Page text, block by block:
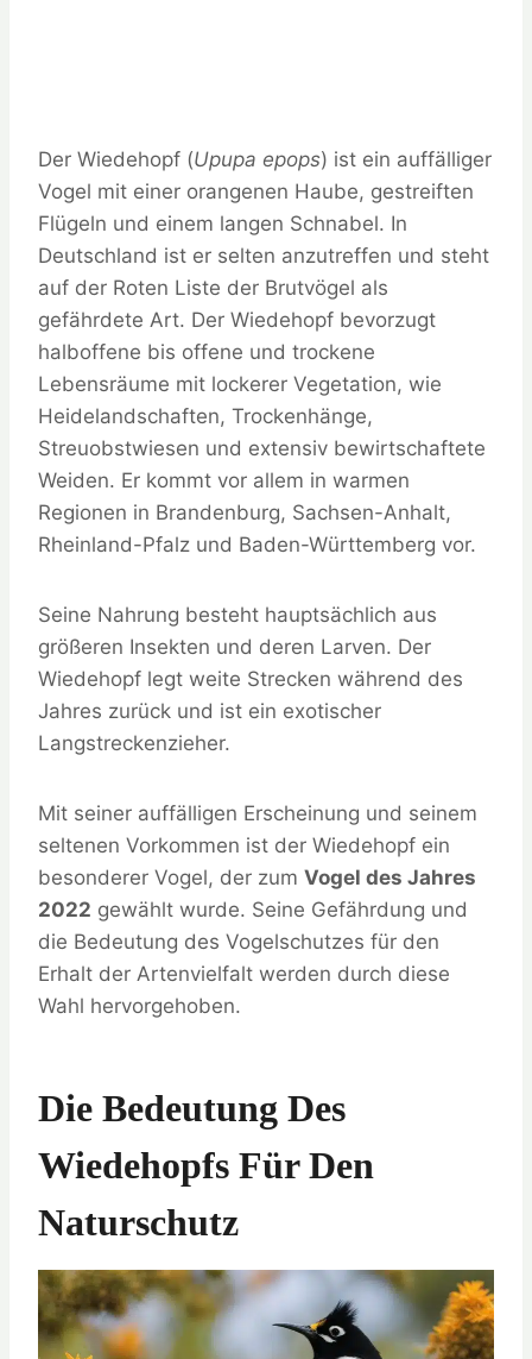
Der Wiedehopf (Upupa epops) ist ein auffälliger
Vogel mit einer orangenen Haube, gestreiften
Flügeln und einem langen Schnabel. In
Deutschland ist er selten anzutreffen und steht
auf der Roten Liste der Brutvögel als
gefährdete Art. Der Wiedehopf bevorzugt
halboffene bis offene und trockene
Lebensräume mit lockerer Vegetation, wie
Heidelandschaften, Trockenhänge,
Streuobstwiesen und extensiv bewirtschaftete
Weiden. Er kommt vor allem in warmen
Regionen in Brandenburg, Sachsen-Anhalt,
Rheinland-Pfalz und Baden-Württemberg vor.
Seine Nahrung besteht hauptsächlich aus
größeren Insekten und deren Larven. Der
Wiedehopf legt weite Strecken während des
Jahres zurück und ist ein exotischer
Langstreckenzieher.
Mit seiner auffälligen Erscheinung und seinem
seltenen Vorkommen ist der Wiedehopf ein
besonderer Vogel, der zum Vogel des Jahres
2022 gewählt wurde. Seine Gefährdung und
die Bedeutung des Vogelschutzes für den
Erhalt der Artenvielfalt werden durch diese
Wahl hervorgehoben.
Die Bedeutung Des
Wiedehopfs Für Den
Naturschutz